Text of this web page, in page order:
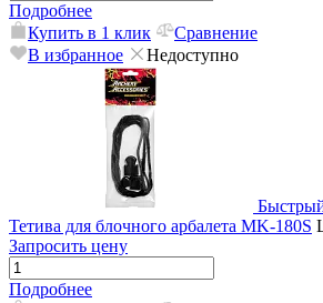
Подробнее
Купить в 1 клик
Сравнение
В избранное
Недоступно
Тетива для блочного арбалета MK-180S
Запросить цену
Подробнее